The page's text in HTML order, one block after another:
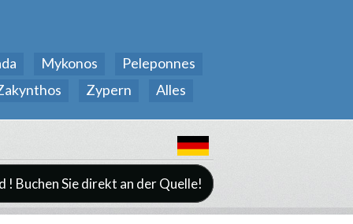
Mykonos
Peleponnes
Zypern Alles
! Buchen Sie direkt an der Quelle!